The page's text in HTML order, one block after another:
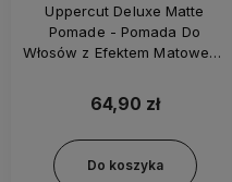
Uppercut Deluxe Matte
Pomade - Pomada Do
Włosów z Efektem Matowego
64,90 zł
Do koszyka